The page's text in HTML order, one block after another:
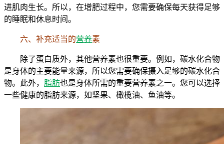
进肌肉生长。所以，在增肥过程中，您需要确保每天获得足够
的睡眠和休息时间。
六、补充适当的营养素
除了蛋白质外，其他营养素也很重要。例如，碳水化合物
是身体的主要能量来源，所以您需要确保摄入足够的碳水化合
物。此外， 脂肪也是身体所需的重要营养素之一。您可以选择
一些健康的脂肪来源，如坚果、橄榄油、鱼油等。